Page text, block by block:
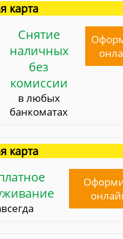
карта
Снятие
наличных
без
комиссии
в любых
банкоматах
карта